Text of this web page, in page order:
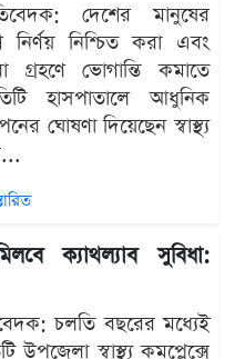
দেশের মানুষের
নিশ্চিত করা এবং
গ্রহণে ভোগান্তি কমাতে
হাসপাতালে আধুনিক
ঘোষণা দিয়েছেন স্বাস্থ্য
ক্যাথল্যাব সুবিধা:
চলতি বছরের মধ্যেই
উপজেলা স্বাস্থ্য কমপ্লেক্সে